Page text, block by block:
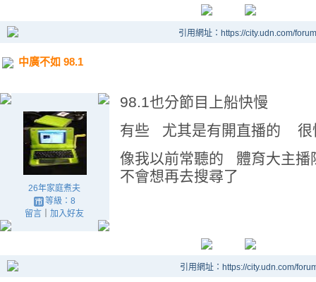
引用網址：https://city.udn.com/
中廣不如 98.1
26年家庭煮夫
等級：8
留言 ｜加入好友
98.1也分節目上船快慢
有些 尤其是有開直播的 很
像我以前常聽的 體育大主
不會想再去搜尋了
引用網址：https://city.udn.com/